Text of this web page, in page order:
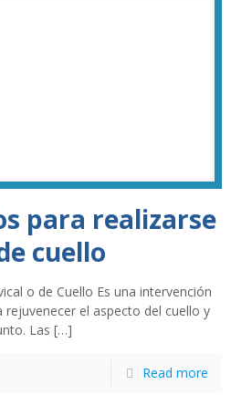
para realizarse
cuello
o de Cuello Es una intervención
rejuvenecer el aspecto del cuello y
Las […]
Read more